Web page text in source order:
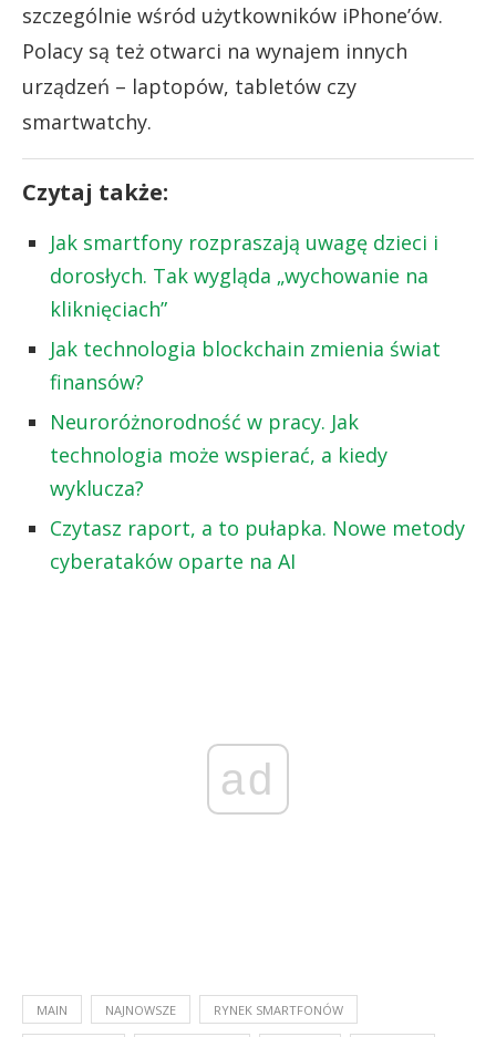
szczególnie wśród użytkowników iPhone’ów.
Polacy są też otwarci na wynajem innych
urządzeń – laptopów, tabletów czy
smartwatchy.
Czytaj także:
Jak smartfony rozpraszają uwagę dzieci i
dorosłych. Tak wygląda „wychowanie na
kliknięciach”
Jak technologia blockchain zmienia świat
finansów?
Neuroróżnorodność w pracy. Jak
technologia może wspierać, a kiedy
wyklucza?
Czytasz raport, a to pułapka. Nowe metody
cyberataków oparte na AI
ad
MAIN NAJNOWSZE RYNEK SMARTFONÓW